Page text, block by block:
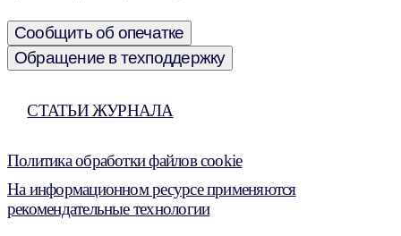
Сообщить об опечатке
Обращение в техподдержку
СТАТЬИ ЖУРНАЛА
Политика обработки файлов cookie
На информационном ресурсе применяются
рекомендательные технологии